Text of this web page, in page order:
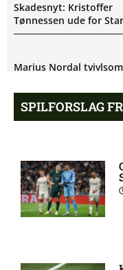
Skadesnyt: Kristoffer
Tønnessen ude for
Marius Nordal
skader og karantæner
[2026/08/08]
SPILFORSLAG